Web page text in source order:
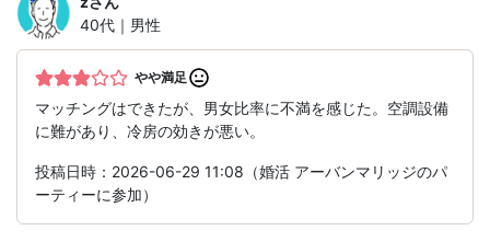
40代｜男性
やや満足
マッチングはできたが、男女比率に不満を感じた。空調設備
に難があり、冷房の効きが悪い。
投稿日時：2026-06-29 11:08（婚活 アーバンマリッジのパ
ーティーに参加）